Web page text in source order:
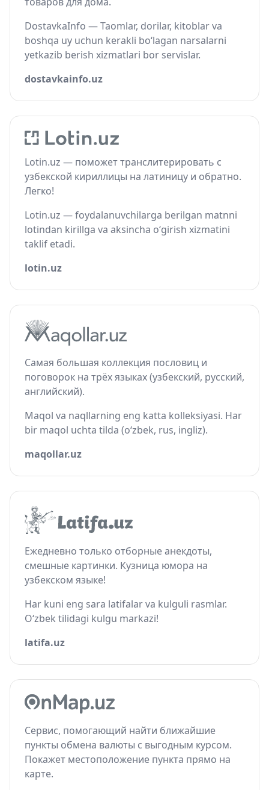
DostavkaInfo — Taomlar, dorilar, kitoblar va
boshqa uy uchun kerakli bo‘lagan narsalarni
yetkazib berish xizmatlari bor servislar.
dostavkainfo.uz
Lotin.uz — поможет транслитерировать с
узбекской кириллицы на латиницу и обратно.
Легко!
Lotin.uz — foydalanuvchilarga berilgan matnni
lotindan kirillga va aksincha o‘girish xizmatini
taklif etadi.
lotin.uz
Самая большая коллекция пословиц и
поговорок на трёх языках (узбекский, русский,
английский).
Maqol va naqllarning eng katta kolleksiyasi. Har
bir maqol uchta tilda (o‘zbek, rus, ingliz).
maqollar.uz
Ежедневно только отборные анекдоты,
смешные картинки. Кузница юмора на
узбекском языке!
Har kuni eng sara latifalar va kulguli rasmlar.
O‘zbek tilidagi kulgu markazi!
latifa.uz
Сервис, помогающий найти ближайшие
пункты обмена валюты с выгодным курсом.
Покажет местоположение пункта прямо на
карте.